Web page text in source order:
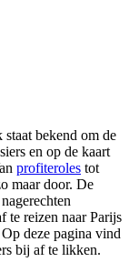
staat bekend om de
en op de kaart
profiteroles tot
maar door. De
te reizen naar Parijs
deze pagina vind
bij af te likken.